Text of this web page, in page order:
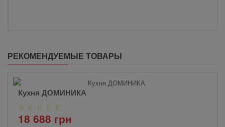
РЕКОМЕНДУЕМЫЕ ТОВАРЫ
Кухня ДОМИНИКА
18 688 грн